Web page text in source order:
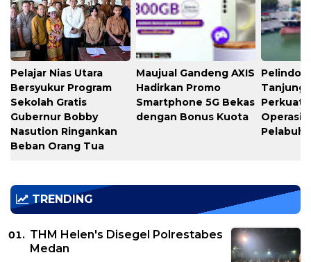
Pelajar Nias Utara
Bersyukur Program
Sekolah Gratis
Gubernur Bobby
Nasution Ringankan
Beban Orang Tua
Maujual Gandeng AXIS
Hadirkan Promo
Smartphone 5G Bekas
dengan Bonus Kuota
Pelindo
Tanjung
Perkuat
TRENDING
THM Helen's Disegel Polrestabes
Medan